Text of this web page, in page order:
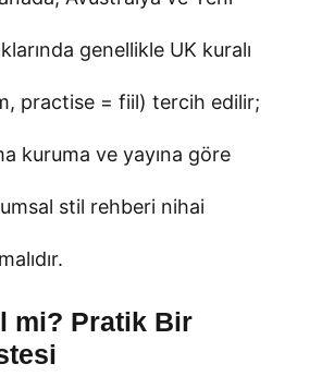
genellikle UK kuralı
practise = fiil) tercih edilir;
kuruma ve yayına göre
stil rehberi nihai
mi? Pratik Bir